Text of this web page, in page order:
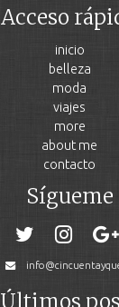
Acceso
inicio
belleza
moda
viajes
more
about me
contacto
Sígueme
Últimos